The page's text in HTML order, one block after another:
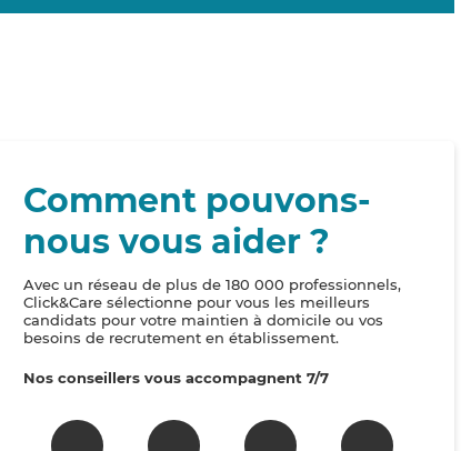
Comment pouvons-
nous vous aider ?
Avec un réseau de plus de 180 000 professionnels,
Click&Care sélectionne pour vous les meilleurs
candidats pour votre maintien à domicile ou vos
besoins de recrutement en établissement.
Nos conseillers vous accompagnent 7/7